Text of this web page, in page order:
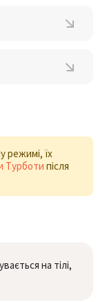
режимі, їх
Турботи після
на тілі,